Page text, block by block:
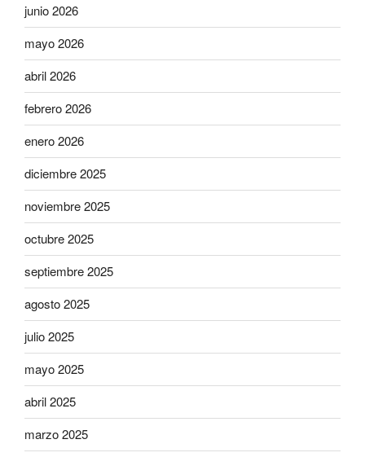
junio 2026
mayo 2026
abril 2026
febrero 2026
enero 2026
diciembre 2025
noviembre 2025
octubre 2025
septiembre 2025
agosto 2025
julio 2025
mayo 2025
abril 2025
marzo 2025